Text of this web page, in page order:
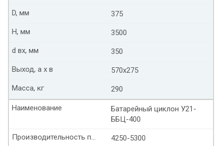
375
D, мм
3500
Н, мм
350
d вх, мм
570х275
Выход, а х в
290
Масса, кг
Батарейный циклон У21-
ББЦ-400
Наименование
4250-5300
Производительность по воздуху м3/ч